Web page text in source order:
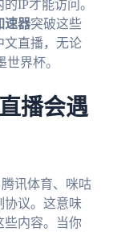
IP才能访问。
速器突破这些
文直播，无论
界杯。
播会遇
讯体育、咪咕
协议。这意味
些内容。当你